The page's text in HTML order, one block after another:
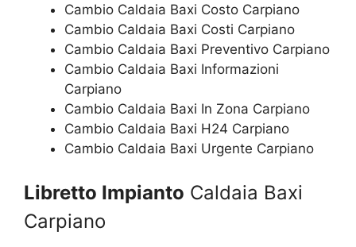
Cambio Caldaia Baxi Costo Carpiano
Cambio Caldaia Baxi Costi Carpiano
Cambio Caldaia Baxi Preventivo Carpiano
Cambio Caldaia Baxi Informazioni
Carpiano
Cambio Caldaia Baxi In Zona Carpiano
Cambio Caldaia Baxi H24 Carpiano
Cambio Caldaia Baxi Urgente Carpiano
Libretto Impianto Caldaia Baxi
Carpiano